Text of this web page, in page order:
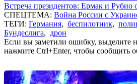
Встреча президентов: Ермак и Рубио
СПЕЦТЕМА: Война России с
ТЕГИ: Германия, беспилотник,
Бундеслига, дрон
Если вы заметили ошибку, выделите
нажмите Ctrl+Enter, чтобы сообщить